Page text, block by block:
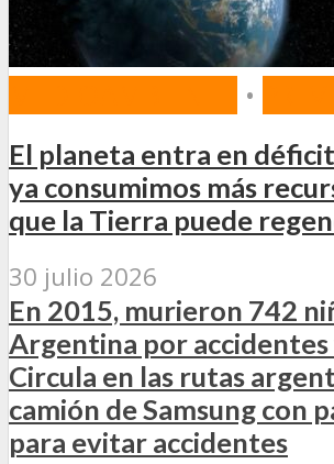
•
El planeta entra en
ya consumimos más
que la Tierra puede
30 julio 2026
En 2015, murieron 742
Argentina por accidentes
Circula en las rutas
camión de Samsung con
para evitar accidentes